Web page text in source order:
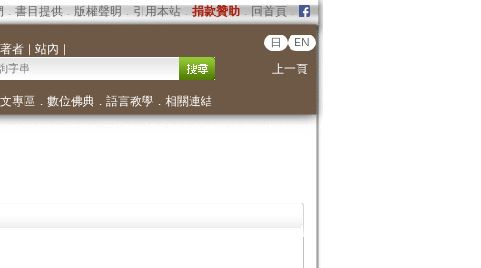
． 書目提供． 版權聲明 ． 引用本站． 捐款贊助．回首頁．
者｜ 站內 ｜ 日 EN
上一頁
專區 ． 數位佛典． 語言教學． 相關連結